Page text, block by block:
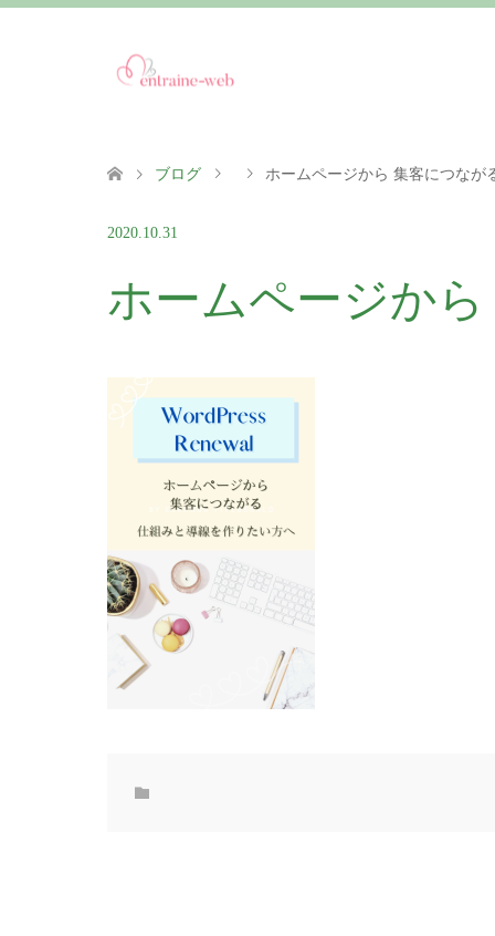
ブログ ホームページから 集客につなが
2020.10.31
ホームページか